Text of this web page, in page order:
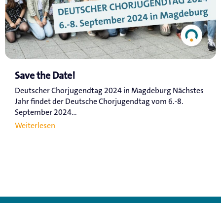
Save the Date!
Deutscher Chorjugendtag 2024 in Magdeburg Nächstes
Jahr findet der Deutsche Chorjugendtag vom 6.-8.
September 2024...
Weiterlesen